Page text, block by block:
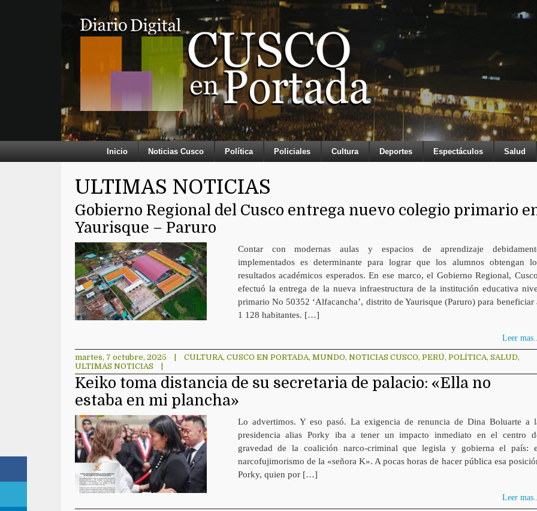
Inicio Noticias Cusco Política Policiales Cultura Deportes Espectáculos Salud
ULTIMAS NOTICIAS
Gobierno Regional del Cusco entrega nuevo colegio primario
Yaurisque – Paruro
Contar con modernas aulas y espacios de aprendizaje
implementados es determinante para lograr que los alumnos obtengan
resultados académicos esperados. En ese marco, el Gobierno Regional,
efectuó la entrega de la nueva infraestructura de la institución educativa
primario No 50352 ‘Alfacancha’, distrito de Yaurisque (Paruro) para beneficiar
1 128 habitantes. […]
Leer mas...
martes, 7 octubre, 2025 CULTURA, CUSCO EN PORTADA, MUNDO, NOTICIAS CUSCO, PERÚ, POLÍTICA, SALUD,
ULTIMAS NOTICIAS
Keiko toma distancia de su secretaria de palacio: «Ella no
estaba en mi plancha»
Lo advertimos. Y eso pasó. La exigencia de renuncia de Dina Boluarte a
presidencia alias Porky iba a tener un impacto inmediato en el centro
gravedad de la coalición narco-criminal que legisla y gobierna el país:
narcofujimorismo de la «señora K». A pocas horas de hacer pública esa
Porky, quien por […]
Leer mas...